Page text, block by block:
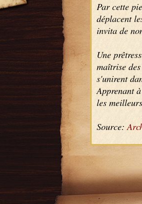
Par cette
déplacent
invita de
Une
maîtrise
s'unirent
Apprenant
les
Source: